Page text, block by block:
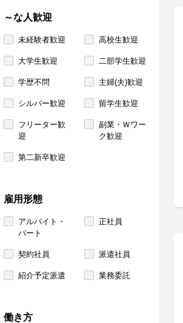
～な人歓迎
未経験者歓迎 高校生歓迎
大学生歓迎 二部学生歓迎
学歴不問 主婦(夫)歓迎
シルバー歓迎 留学生歓迎
フリーター歓
迎
副業・Ｗワー
ク歓迎
第二新卒歓迎
雇用形態
アルバイト・
パート
正社員
契約社員 派遣社員
紹介予定派遣 業務委託
働き方